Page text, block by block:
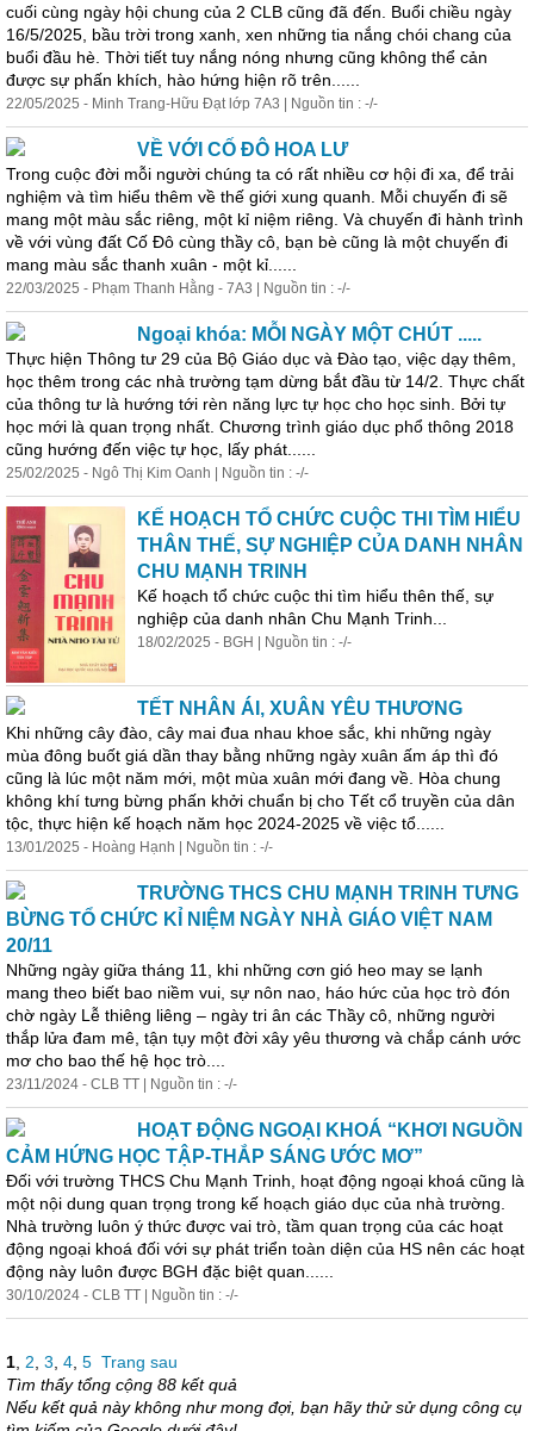
cuối cùng ngày hội chung của 2 CLB cũng đã đến. Buổi chiều ngày
16/5/2025, bầu trời trong xanh, xen những tia nắng chói chang của
buổi đầu hè. Thời tiết tuy nắng nóng nhưng cũng không thể cản
được sự phấn khích, hào hứng hiện rõ trên......
22/05/2025 - Minh Trang-Hữu Đạt lớp 7A3 | Nguồn tin : -/-
VỀ VỚI CỐ ĐÔ HOA LƯ
Trong cuộc đời mỗi người chúng ta có rất nhiều cơ hội đi xa, để trải
nghiệm và tìm hiểu thêm về thế giới xung quanh. Mỗi chuyến đi sẽ
mang một màu sắc riêng, một kỉ niệm riêng. Và chuyến đi hành trình
về với vùng đất Cố Đô cùng thầy cô, bạn bè cũng là một chuyến đi
mang màu sắc thanh xuân - một kỉ......
22/03/2025 - Phạm Thanh Hằng - 7A3 | Nguồn tin : -/-
Ngoại khóa: MỖI NGÀY MỘT CHÚT .....
Thực hiện Thông tư 29 của Bộ Giáo dục và Đào tạo, việc dạy thêm,
học thêm trong các nhà trường tạm dừng bắt đầu từ 14/2. Thực chất
của thông tư là hướng tới rèn năng lực tự học cho học sinh. Bởi tự
học mới là quan trọng nhất. Chương trình giáo dục phổ thông 2018
cũng hướng đến việc tự học, lấy phát
25/02/2025 - Ngô Thị Kim Oanh | Nguồn tin : -/-
KẾ HOẠCH TỔ CHỨC CUỘC THI TÌM HIỂU
THÂN THẾ, SỰ NGHIỆP CỦA DANH NHÂN
CHU MẠNH TRINH
Kế hoạch tổ chức cuộc thi tìm hiểu thên thế, sự
nghiệp của danh nhân Chu Mạnh Trinh...
18/02/2025 - BGH | Nguồn tin : -/-
TẾT NHÂN ÁI, XUÂN YÊU THƯƠNG
Khi những cây đào, cây mai đua nhau khoe sắc, khi những ngày
mùa đông buốt giá dần thay bằng những ngày xuân ấm áp thì đó
cũng là lúc một năm mới, một mùa xuân mới đang về. Hòa chung
không khí tưng bừng phấn khởi chuẩn bị cho Tết cổ truyền của dân
tộc, thực hiện kế hoạch năm học 2024-2025 về việc tổ......
13/01/2025 - Hoàng Hạnh | Nguồn tin : -/-
TRƯỜNG THCS CHU MẠNH TRINH TƯNG
BỪNG TỔ CHỨC KỈ NIỆM NGÀY NHÀ GIÁO VIỆT NAM
20/11
Những ngày giữa tháng 11, khi những cơn gió heo may se lạnh
mang theo biết bao niềm vui, sự nôn nao, háo hức của học trò đón
chờ ngày Lễ thiêng liêng – ngày tri ân các Thầy cô, những người
thắp lửa đam mê, tận tụy một đời xây yêu thương và chắp cánh ước
mơ cho bao thế hệ học trò....
23/11/2024 - CLB TT | Nguồn tin : -/-
HOẠT ĐỘNG NGOẠI KHOÁ “KHƠI NGUỒN
CẢM HỨNG HỌC TẬP-THẮP SÁNG ƯỚC MƠ”
Đối với trường THCS Chu Mạnh Trinh, hoạt động ngoại khoá cũng là
một nội dung quan trọng trong kế hoạch giáo dục của nhà trường.
Nhà trường luôn ý thức được vai trò, tầm quan trọng của các hoạt
động ngoại khoá đối với sự phát triển toàn diện của HS nên các hoạt
động này luôn được BGH đặc biệt quan......
30/10/2024 - CLB TT | Nguồn tin : -/-
1 2 3 4 5 Trang sau
Tìm thấy tổng cộng 88 kết quả
Nếu kết quả này không như mong đợi, bạn hãy thử sử dụng công cụ